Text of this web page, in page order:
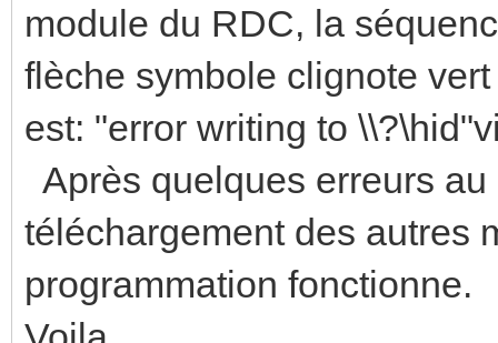
module du RDC, la
flèche symbole clignote
est: "error writing to
Après quelques erreurs
téléchargement des autres
programmation fonctionne.